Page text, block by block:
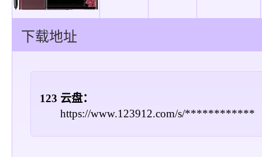
下载地址
123 云盘：
https://www.123912.com/s/************